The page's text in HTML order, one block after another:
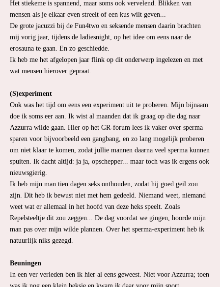
Het stiekeme is spannend, maar soms ook vervelend. Blikken van
mensen als je elkaar even streelt of een kus wilt geven...
De grote jacuzzi bij de Fun4two en seksende mensen daarin brachten
mij vorig jaar, tijdens de ladiesnight, op het idee om eens naar de
erosauna te gaan. En zo geschiedde.
Ik heb me het afgelopen jaar flink op dit onderwerp ingelezen en met
wat mensen hierover gepraat.
(S)experiment
Ook was het tijd om eens een experiment uit te proberen. Mijn bijnaam
doe ik soms eer aan. Ik wist al maanden dat ik graag op die dag naar
Azzurra wilde gaan. Hier op het GR-forum lees ik vaker over sperma
sparen voor bijvoorbeeld een gangbang, en zo lang mogelijk proberen
om niet klaar te komen, zodat jullie mannen daarna veel sperma kunnen
spuiten. Ik dacht altijd: ja ja, opschepper... maar toch was ik ergens ook
nieuwsgierig.
Ik heb mijn man tien dagen seks onthouden, zodat hij goed geil zou
zijn. Dit heb ik bewust niet met hem gedeeld. Niemand weet, niemand
weet wat er allemaal in het hoofd van deze heks speelt. Zoals
Repelsteeltje dit zou zeggen... De dag voordat we gingen, hoorde mijn
man pas over mijn wilde plannen. Over het sperma-experiment heb ik
natuurlijk niks gezegd.
Beuningen
In een ver verleden ben ik hier al eens geweest. Niet voor Azzurra; toen